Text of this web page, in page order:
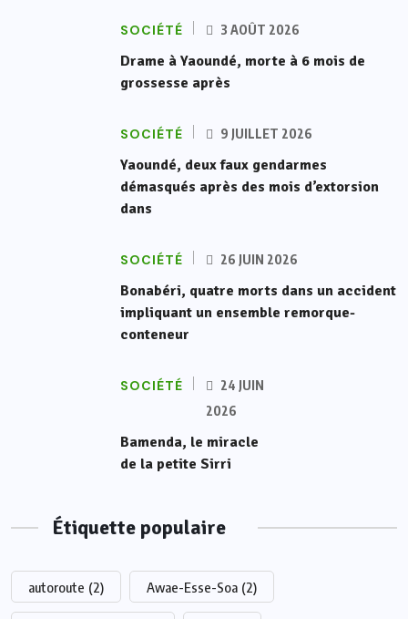
SOCIÉTÉ 3 AOÛT 2026
Drame à Yaoundé, morte à 6 mois de
grossesse après
SOCIÉTÉ 9 JUILLET 2026
Yaoundé, deux faux gendarmes
démasqués après des mois d’extorsion
dans
SOCIÉTÉ 26 JUIN 2026
Bonabéri, quatre morts dans un accident
impliquant un ensemble remorque-
conteneur
SOCIÉTÉ
24 JUIN
2026
Bamenda, le miracle
de la petite Sirri
Étiquette populaire
autoroute (2) Awae-Esse-Soa (2)